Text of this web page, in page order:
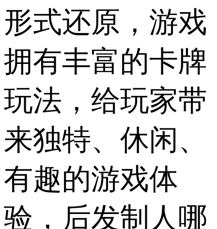
形式还原，游戏
拥有丰富的卡牌
玩法，给玩家带
来独特、休闲、
有趣的游戏体
验，后发制人哪